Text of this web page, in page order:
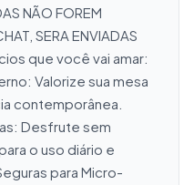
NÃO FOREM
SERA ENVIADAS
que você vai amar:
Valorize sua mesa
contemporânea.
Desfrute sem
o uso diário e
para Micro-